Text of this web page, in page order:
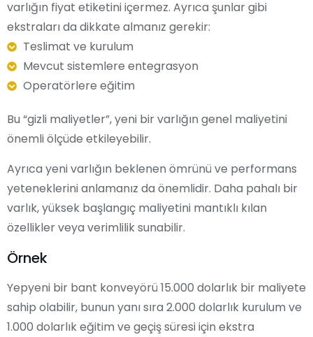
varlığın fiyat etiketini içermez. Ayrıca şunlar gibi
ekstraları da dikkate almanız gerekir:
Teslimat ve kurulum
Mevcut sistemlere entegrasyon
Operatörlere eğitim
Bu “gizli maliyetler”, yeni bir varlığın genel maliyetini
önemli ölçüde etkileyebilir.
Ayrıca yeni varlığın beklenen ömrünü ve performans
yeteneklerini anlamanız da önemlidir. Daha pahalı bir
varlık, yüksek başlangıç maliyetini mantıklı kılan
özellikler veya verimlilik sunabilir.
Örnek
Yepyeni bir bant konveyörü 15.000 dolarlık bir maliyete
sahip olabilir, bunun yanı sıra 2.000 dolarlık kurulum ve
1.000 dolarlık eğitim ve geçiş süresi için ekstra